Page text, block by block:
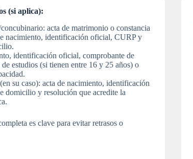
(si aplica):
acta de matrimonio o constancia
nacimiento, identificación oficial, CURP y
identificación oficial, comprobante de
estudios (si tienen entre 16 y 25 años) o
su caso): acta de nacimiento, identificación
domicilio y resolución que acredite la
es clave para evitar retrasos o